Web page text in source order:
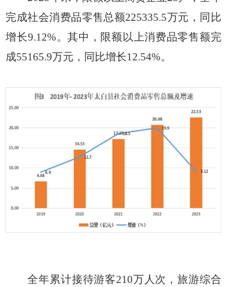
完成社会消费品零售总额225335.5万元，同比
增长9.12%。其中，限额以上消费品零售额完
成55165.9万元，同比增长12.54%。
全年累计接待游客210万人次，旅游综合